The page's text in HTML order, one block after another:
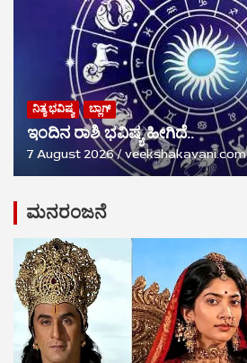
ನಿತ್ಯ ಭವಿಷ್ಯ ಬ್ಲಾಗ್
ಇಂದಿನ ರಾಶಿ ಭವಿಷ್ಯ ಹೀಗಿದೆ..
7 August 2026 veekshakavani.com
ಮನರಂಜನೆ